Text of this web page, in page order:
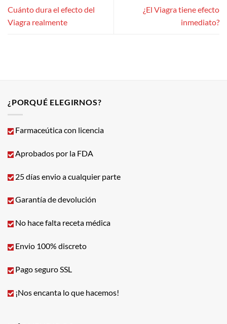
Cuánto dura el efecto del
Viagra realmente
¿El Viagra tiene efecto
inmediato?
¿PORQUÉ ELEGIRNOS?
Farmaceútica con licencia
Aprobados por la FDA
25 días envio a cualquier parte
Garantía de devolución
No hace falta receta médica
Envio 100% discreto
Pago seguro SSL
¡Nos encanta lo que hacemos!